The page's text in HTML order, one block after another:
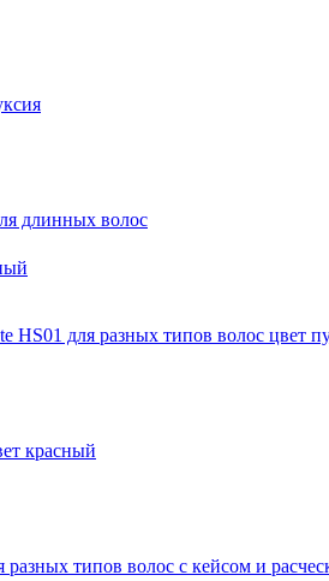
длинных волос
HS01 для разных типов волос цвет
красный
типов волос с кейсом и